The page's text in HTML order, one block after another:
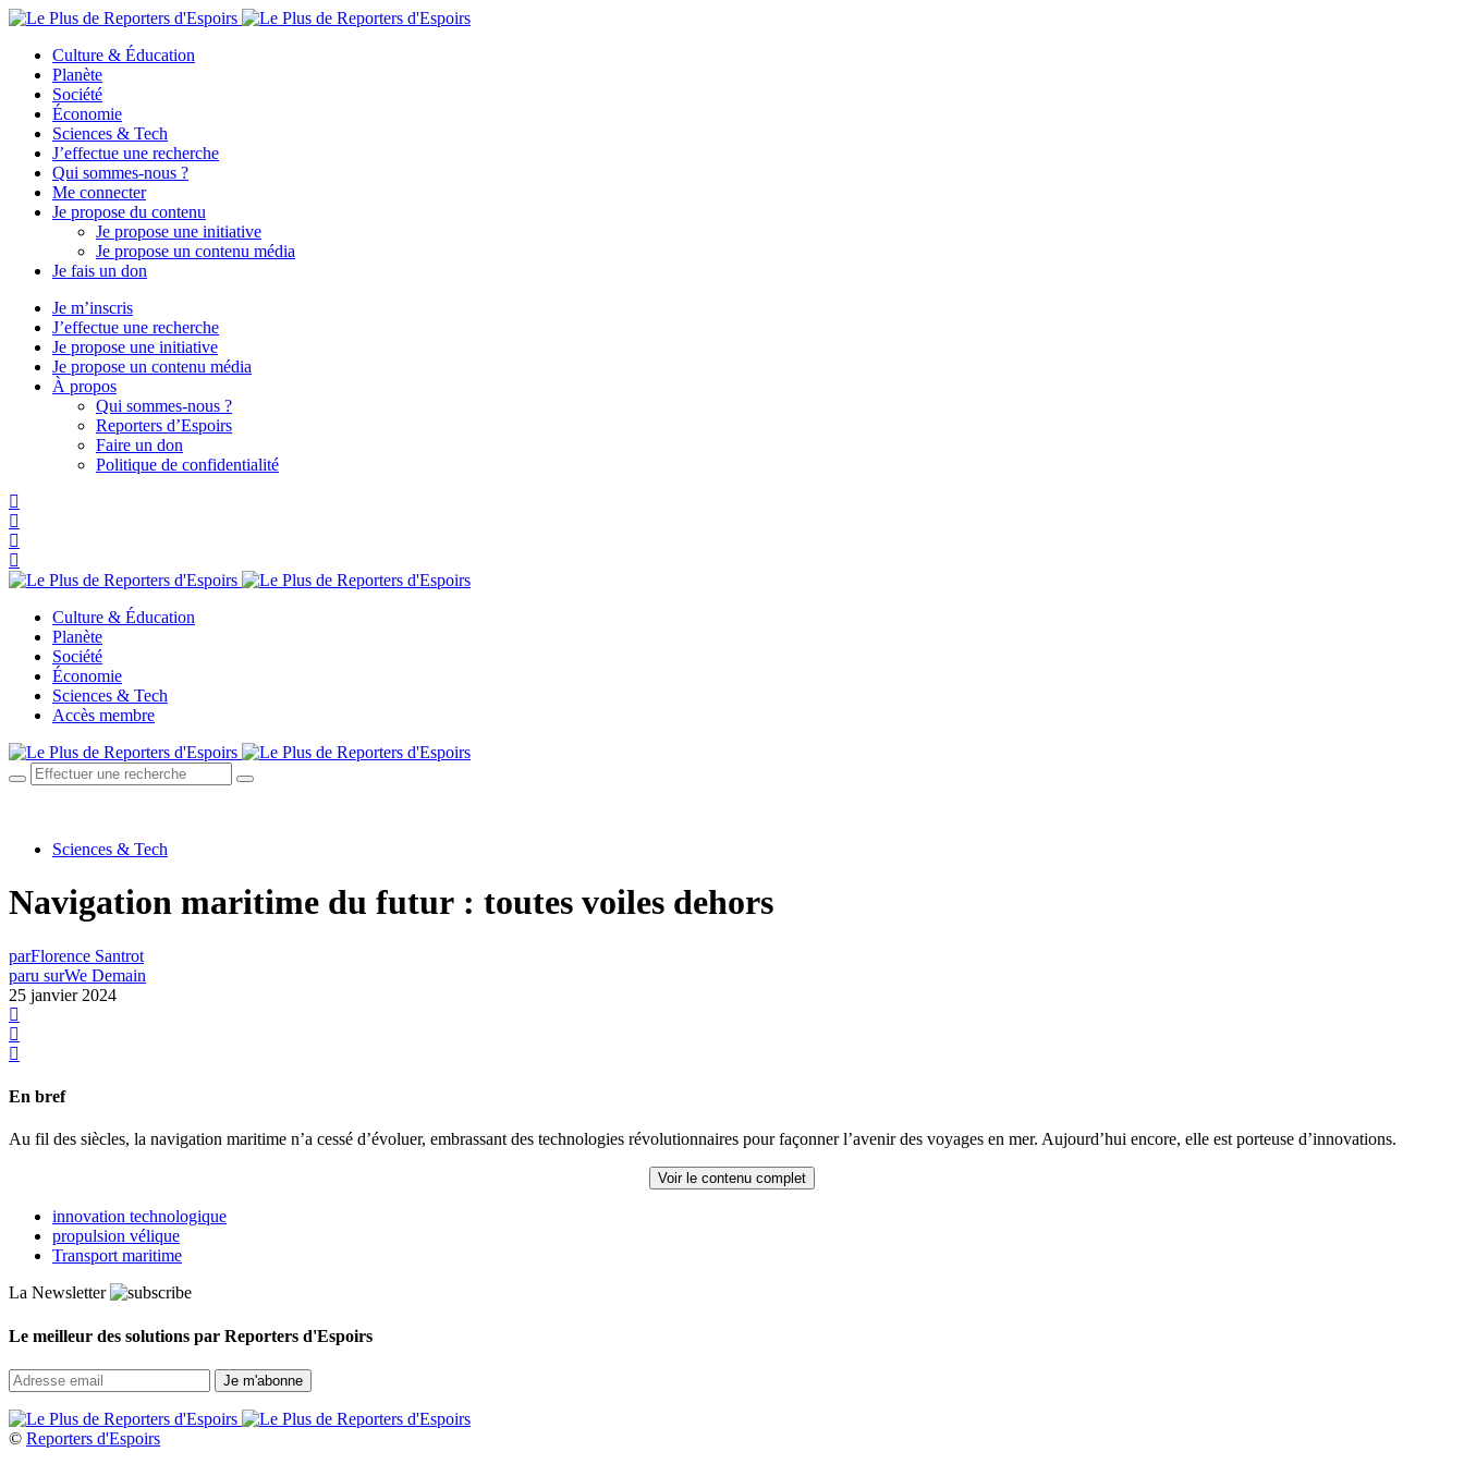
Culture & Éducation
Planète
Société
Économie
Sciences & Tech
J’effectue une recherche
Qui sommes-nous ?
Me connecter
Je propose du contenu
Je propose une initiative
Je propose un contenu média
Je fais un don
Je m’inscris
J’effectue une recherche
Je propose une initiative
Je propose un contenu média
À propos
Qui sommes-nous ?
Reporters d’Espoirs
Faire un don
Politique de confidentialité
Culture & Éducation
Planète
Société
Économie
Sciences & Tech
Accès membre
Sciences & Tech
Navigation maritime du futur : toutes voiles dehors
parFlorence Santrot
paru surWe Demain
25 janvier 2024
En bref
Au fil des siècles, la navigation maritime n’a cessé d’évoluer, embrassant des technologies révolutionnaires pour façonner l’avenir des voyages en mer. Aujourd’hui encore, elle est porteuse d’innovations.
Voir le contenu complet
innovation technologique
propulsion vélique
Transport maritime
La Newsletter
Le meilleur des solutions par Reporters d'Espoirs
© Reporters d'Espoirs